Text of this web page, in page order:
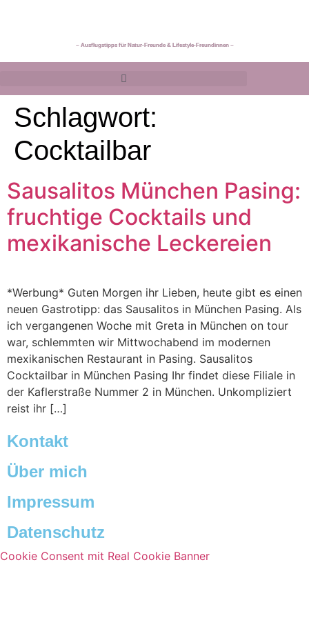
~ Ausflugstipps für Natur-Freunde & Lifestyle-Freundinnen ~
Schlagwort:
Cocktailbar
Sausalitos München Pasing:
fruchtige Cocktails und
mexikanische Leckereien
*Werbung* Guten Morgen ihr Lieben, heute gibt es einen
neuen Gastrotipp: das Sausalitos in München Pasing. Als
ich vergangenen Woche mit Greta in München on tour
war, schlemmten wir Mittwochabend im modernen
mexikanischen Restaurant in Pasing. Sausalitos
Cocktailbar in München Pasing Ihr findet diese Filiale in
der Kaflerstraße Nummer 2 in München. Unkompliziert
reist ihr […]
Kontakt
Über mich
Impressum
Datenschutz
Cookie Consent mit Real Cookie Banner